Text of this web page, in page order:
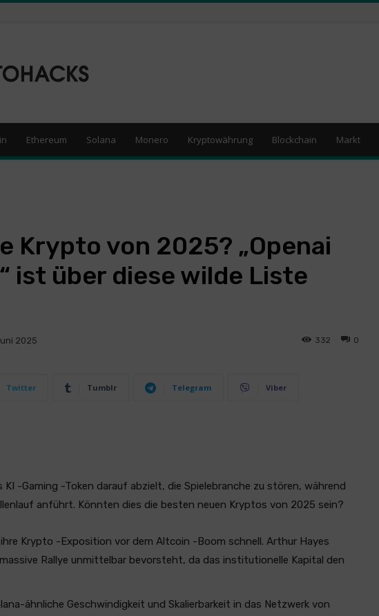
Kryptowährungen
Ethereum Solana Monero Kryptowährung Blockchain Markt
Krypto von 2025? „Openai
ist über diese wilde Liste
2025 0
332
Twitter Tumblr Telegram Viber
KI -Gaming -Token darauf abzielt, die Spielebranche zu stören, während
anführt. Könnten dies die besten neuen Kryptos von 2025 sein?
Krypto -Exposition vor dem Altcoin -Boom schnell. Arthur Hayes
Rallye unmittelbar bevorsteht, da das institutionelle Kapital den
ähnliche Geschwindigkeit und Skalierbarkeit in das Netzwerk von